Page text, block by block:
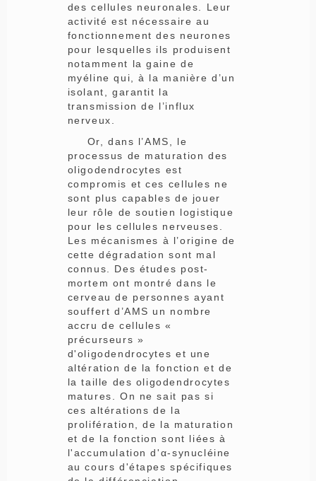
des cellules neuronales. Leur
activité est nécessaire au
fonctionnement des neurones
pour lesquelles ils produisent
notamment la gaine de
myéline qui, à la manière d’un
isolant, garantit la
transmission de l’influx
nerveux.
Or, dans l’AMS, le
processus de maturation des
oligodendrocytes est
compromis et ces cellules ne
sont plus capables de jouer
leur rôle de soutien logistique
pour les cellules nerveuses.
Les mécanismes à l’origine de
cette dégradation sont mal
connus. Des études post-
mortem ont montré dans le
cerveau de personnes ayant
souffert d’AMS un nombre
accru de cellules «
précurseurs »
d'oligodendrocytes et une
altération de la fonction et de
la taille des oligodendrocytes
matures. On ne sait pas si
ces altérations de la
prolifération, de la maturation
et de la fonction sont liées à
l'accumulation d'α-synucléine
au cours d'étapes spécifiques